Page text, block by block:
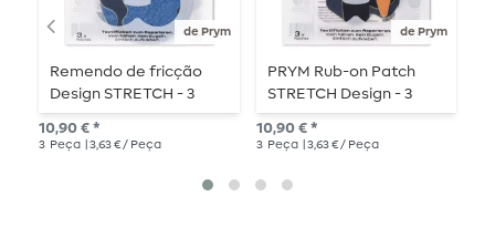
de Prym
Remendo de fricção
Design STRETCH - 3
peças - Calças de
ganga
10,90 € *
3 Peça | 3,63 € / Peça
de Prym
PRYM Rub-on Patch
STRETCH Design - 3
peças - nuvem/flash
10,90 € *
3 Peça | 3,63 € / Peça